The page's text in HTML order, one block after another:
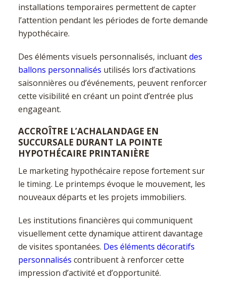
installations temporaires permettent de capter
l’attention pendant les périodes de forte demande
hypothécaire.
Des éléments visuels personnalisés, incluantdes
ballons personnalisés utilisés lors d’activations
saisonnières ou d’événements, peuvent renforcer
cette visibilité en créant un point d’entrée plus
engageant.
ACCROÎTRE L’ACHALANDAGE EN
SUCCURSALE DURANT LA POINTE
HYPOTHÉCAIRE PRINTANIÈRE
Le marketing hypothécaire repose fortement sur
le timing. Le printemps évoque le mouvement, les
nouveaux départs et les projets immobiliers.
Les institutions financières qui communiquent
visuellement cette dynamique attirent davantage
de visites spontanées. Des éléments décoratifs
personnalisés contribuent à renforcer cette
impression d’activité et d’opportunité.